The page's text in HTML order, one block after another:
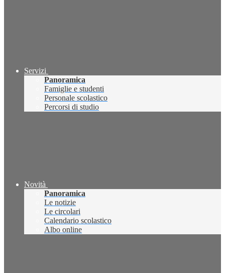
Servizi
Panoramica
Famiglie e studenti
Personale scolastico
Percorsi di studio
Novità
Panoramica
Le notizie
Le circolari
Calendario scolastico
Albo online